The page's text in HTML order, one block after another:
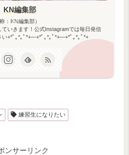
KN編集部
𝕂ℕ編集部）
いきます！公式Instagramでは毎日発信
い+*ﾟ｡*｡ﾟ*+―+*ﾟ｡*｡ﾟ*+―+*ﾟ｡*｡ﾟ*+
練習生になりたい
ンサーリンク